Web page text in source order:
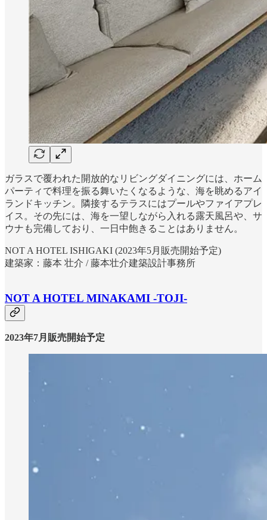
ガラスで覆われた開放的なリビングダイニングには、ホーム
パーティで料理を振る舞いたくなるような、海を眺めるアイ
ランドキッチン。隣接するテラスにはプールやファイアプレ
イス。その先には、海を一望しながら入れる露天風呂や、サ
ウナも完備しており、一日中飽きることはありません。
NOT A HOTEL ISHIGAKI (2023年5月販売開始予定)
建築家：藤本 壮介 / 藤本壮介建築設計事務所
NOT A HOTEL MINAKAMI -TOJI-
2023年7月販売開始予定